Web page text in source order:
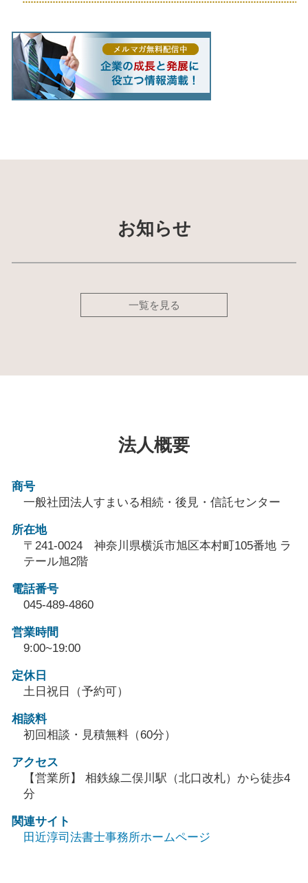
お知らせ
一覧を見る
法人概要
商号
一般社団法人すまいる相続・後見・信託センター
所在地
〒241-0024 神奈川県横浜市旭区本村町105番地 ラ
テール旭2階
電話番号
045-489-4860
営業時間
9:00~19:00
定休日
土日祝日（予約可）
相談料
初回相談・見積無料（60分）
アクセス
【営業所】 相鉄線二俣川駅（北口改札）から徒歩4
分
関連サイト
田近淳司法書士事務所ホームページ